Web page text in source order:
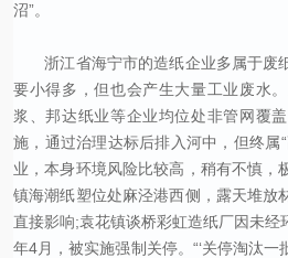
沼”。
浙江省海宁市的造纸企业多属于废
要小得多，但也会产生大量工业废水
浆、邦达纸业等企业均位处非管网覆
施，通过治理达标后排入河中，但终属“
业，本身环境风险比较高，稍有不慎，
镇海潮纸塑位处麻泾港西侧，露天堆放
直接影响;袁花镇谈桥彩虹造纸厂因未经
年4月，被实施强制关停。 “‘关停淘汰一